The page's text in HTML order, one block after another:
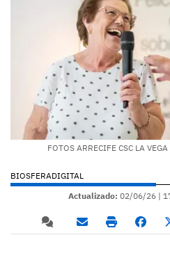
FOTOS ARRECIFE CSC LA
BIOSFERADIGITAL
Actualizado: 02/06/26 |